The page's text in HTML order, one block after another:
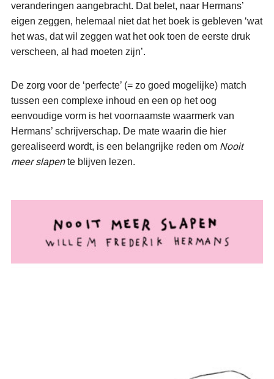
veranderingen aangebracht. Dat belet, naar Hermans’
eigen zeggen, helemaal niet dat het boek is gebleven ‘wat
het was, dat wil zeggen wat het ook toen de eerste druk
verscheen, al had moeten zijn’.
De zorg voor de ‘perfecte’ (= zo goed mogelijke) match
tussen een complexe inhoud en een op het oog
eenvoudige vorm is het voornaamste waarmerk van
Hermans’ schrijverschap. De mate waarin die hier
gerealiseerd wordt, is een belangrijke reden om Nooit
meer slapente blijven lezen.